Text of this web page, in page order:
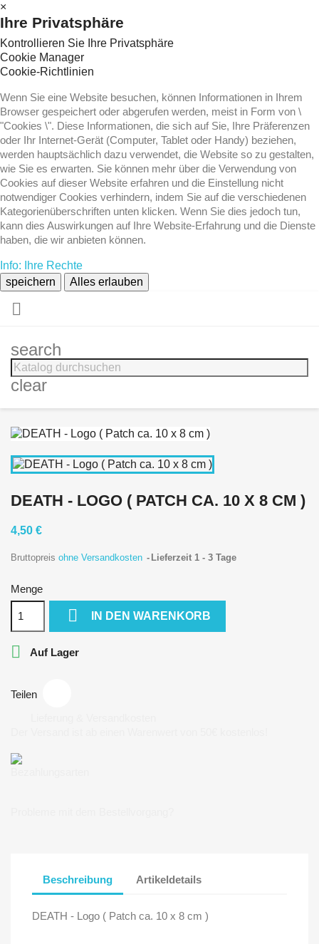
×
Ihre Privatsphäre
Kontrollieren Sie Ihre Privatsphäre
Cookie Manager
Cookie-Richtlinien
Wenn Sie eine Website besuchen, können Informationen in Ihrem
Browser gespeichert oder abgerufen werden, meist in Form von \
"Cookies \". Diese Informationen, die sich auf Sie, Ihre Präferenzen
oder Ihr Internet-Gerät (Computer, Tablet oder Handy) beziehen,
werden hauptsächlich dazu verwendet, die Website so zu gestalten,
wie Sie es erwarten. Sie können mehr über die Verwendung von
Cookies auf dieser Website erfahren und die Einstellung nicht
notwendiger Cookies verhindern, indem Sie auf die verschiedenen
Kategorienüberschriften unten klicken. Wenn Sie dies jedoch tun,
kann dies Auswirkungen auf Ihre Website-Erfahrung und die Dienste
haben, die wir anbieten können.
Info: Ihre Rechte
speichern
Alles erlauben

search
clear
DEATH - LOGO ( PATCH CA. 10 X 8 CM )
4,50 €
Bruttopreis ohne Versandkosten Lieferzeit 1 - 3 Tage
Menge
 IN DEN WARENKORB
 Auf Lager
Teilen
Beschreibung Artikeldetails
DEATH - Logo ( Patch ca. 10 x 8 cm )